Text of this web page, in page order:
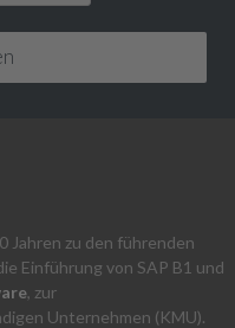
Jahren zu den führenden
Einführung von SAP B1 und
, zur
Unternehmen (KMU).